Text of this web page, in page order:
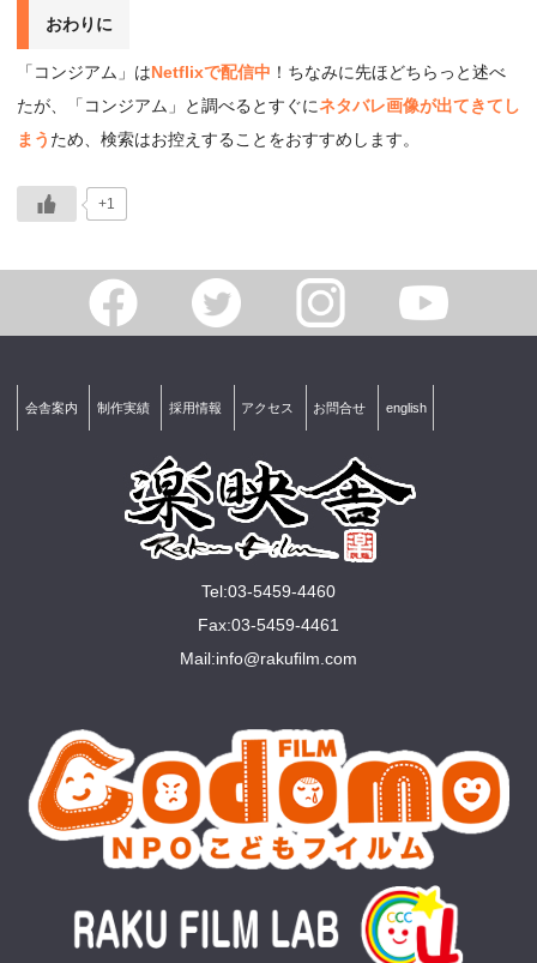
おわりに
「コンジアム」はNetflixで配信中 ！ちなみに先ほどちらっと述べ
たが、「コンジアム」と調べるとすぐにネタバレ画像が出てきてし
まう ため、検索はお控えすることをおすすめします。
+1
会舎案内 制作実績 採用情報 アクセス お問合せ english
Tel:03-5459-4460
Fax:03-5459-4461
Mail:info@rakuﬁlm.com